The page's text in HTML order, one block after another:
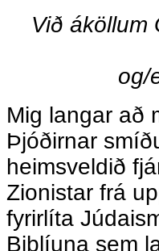
Við áköllum
og/
Mig langar að
Þjóðirnar
heimsveldið
Zionistar frá
fyrirlíta
Biblíuna sem